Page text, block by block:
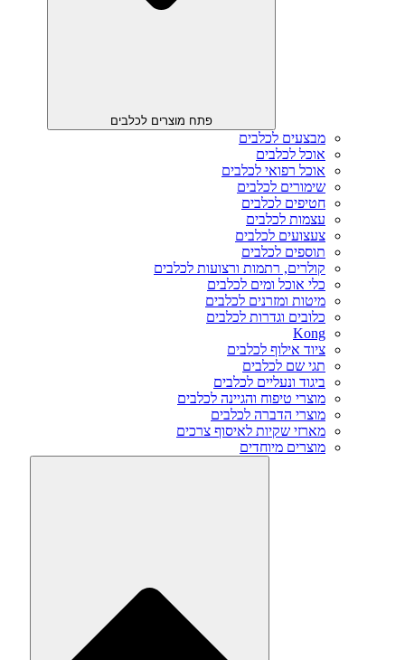
פתח מוצרים לכלבים
מבצעים לכלבים
אוכל לכלבים
אוכל רפואי לכלבים
שימורים לכלבים
חטיפים לכלבים
עצמות לכלבים
צעצועים לכלבים
תוספים לכלבים
קולרים, רתמות ורצועות לכלבים
כלי אוכל ומים לכלבים
מיטות ומזרנים לכלבים
כלובים וגדרות לכלבים
Kong
ציוד אילוף לכלבים
תגי שם לכלבים
ביגוד ונעליים לכלבים
מוצרי טיפוח והגיינה לכלבים
מוצרי הדברה לכלבים
מארזי שקיות לאיסוף צרכים
מוצרים מיוחדים